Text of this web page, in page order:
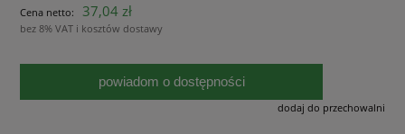
Cena netto:
37,04 zł
bez 8% VAT i kosztów dostawy
powiadom o dostępności
dodaj do przechowalni